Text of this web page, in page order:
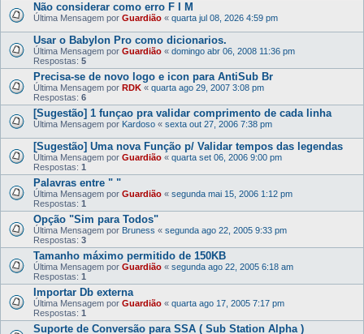
r
Não considerar como erro F I M
Última Mensagem por Guardião « quarta jul 08, 2026 4:59 pm
Usar o Babylon Pro como dicionarios.
Última Mensagem por Guardião « domingo abr 06, 2008 11:36 pm
Respostas: 5
Precisa-se de novo logo e icon para AntiSub Br
Última Mensagem por RDK « quarta ago 29, 2007 3:08 pm
Respostas: 6
[Sugestão] 1 funçao pra validar comprimento de cada linha
Última Mensagem por Kardoso « sexta out 27, 2006 7:38 pm
[Sugestão] Uma nova Função p/ Validar tempos das legendas
Última Mensagem por Guardião « quarta set 06, 2006 9:00 pm
Respostas: 1
Palavras entre " "
Última Mensagem por Guardião « segunda mai 15, 2006 1:12 pm
Respostas: 1
Opção "Sim para Todos"
Última Mensagem por Bruness « segunda ago 22, 2005 9:33 pm
Respostas: 3
Tamanho máximo permitido de 150KB
Última Mensagem por Guardião « segunda ago 22, 2005 6:18 am
Respostas: 1
Importar Db externa
Última Mensagem por Guardião « quarta ago 17, 2005 7:17 pm
Respostas: 1
Suporte de Conversão para SSA ( Sub Station Alpha )